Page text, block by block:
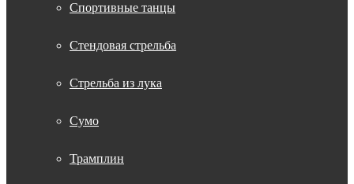
Спортивные танцы
Стендовая стрельба
Стрельба из лука
Сумо
Трамплин